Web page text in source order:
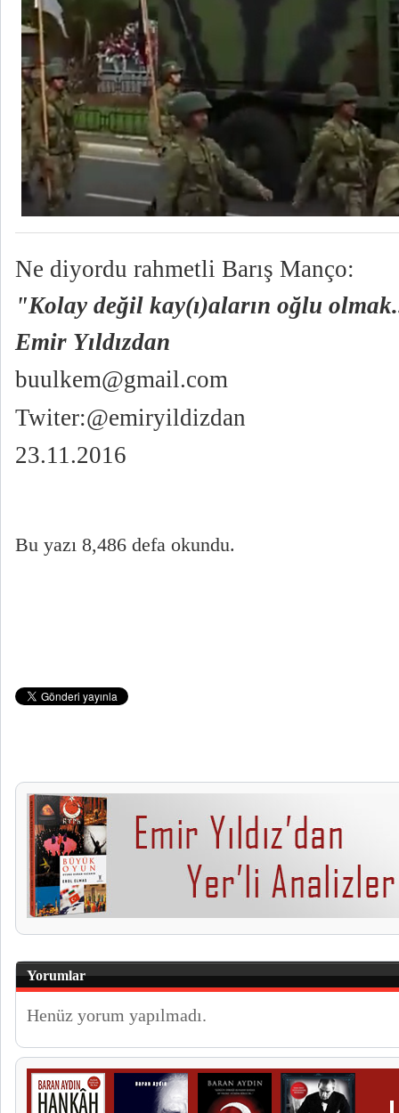
Ne diyordu rahmetli Barış Manço:
"Kolay değil kay(ı)aların oğlu
Emir Yıldızdan
buulkem@gmail.com
Twiter:@emiryildizdan
23.11.2016
Bu yazı 8,486 defa okundu.
Yorumlar
Henüz yorum yapılmadı.